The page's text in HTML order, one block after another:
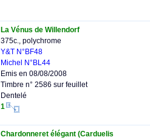
La Vénus de Willendorf
375c., polychrome
Y&T N°BF48
Michel N°BL44
Emis en 08/08/2008
Timbre n° 2586 sur feuillet
Dentelé
1
Chardonneret élégant (Carduelis